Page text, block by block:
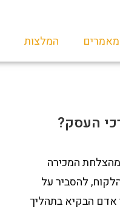
מאמרים המלצות
העסק?
המכירה
להסביר על
אדם הבקיא בתהליך